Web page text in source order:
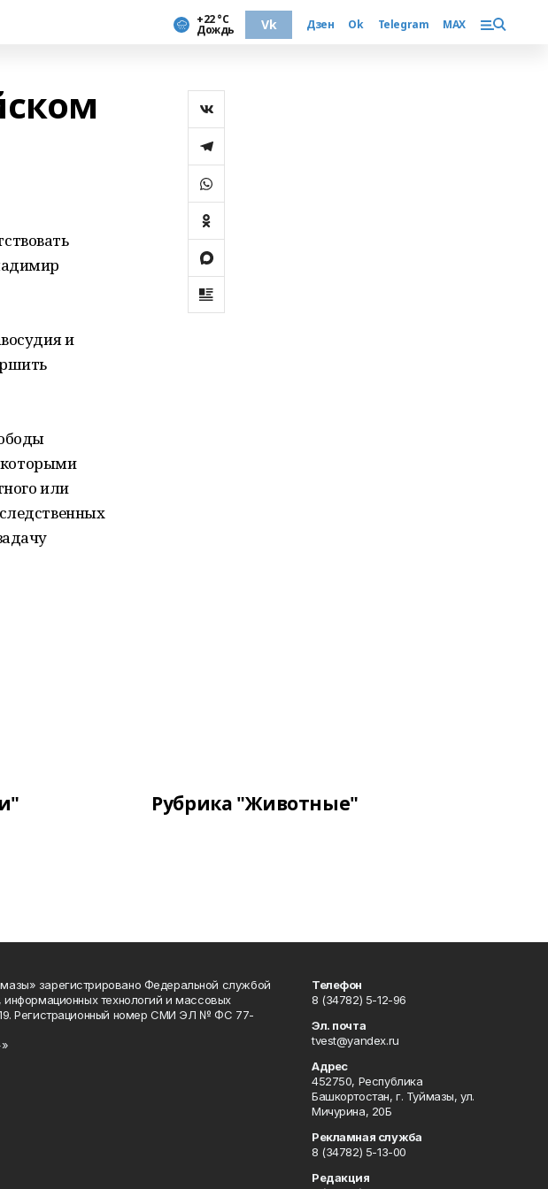
+22 °С
Дождь Vk Дзен Ok Telegram MAX
и
которыми
или
Рубрика "Животные"
зарегистрировано Федеральной службой
информационных технологий и массовых
Регистрационный номер СМИ ЭЛ № ФС 77-
Телефон
8 (34782) 5-12-96
Эл. почта
tvest@yandex.ru
Адрес
452750, Республика
Башкортостан, г. Туймазы, ул.
Мичурина, 20Б
Рекламная служба
8 (34782) 5-13-00
Редакция